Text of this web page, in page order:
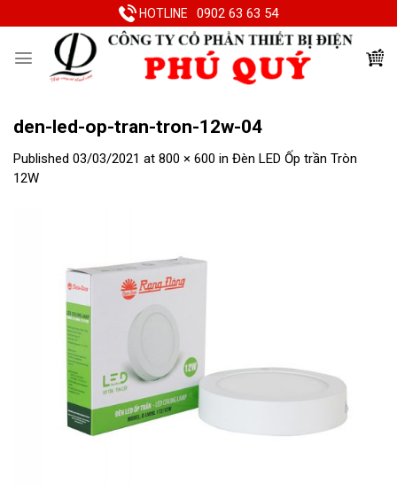
to
HOTLINE 0902 63 63 54
den-led-op-tran-tron-12w-04
Published 03/03/2021 at 800 × 600 in Đèn LED Ốp trần Tròn
12W